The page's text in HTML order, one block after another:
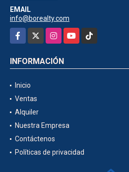
EMAIL
info@borealty.com
Facebook
InstagramYouTubeTikTok
INFORMACIÓN
Inicio
Ventas
Alquiler
Nuestra Empresa
Contáctenos
Políticas de privacidad